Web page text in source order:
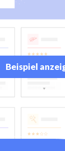
Beispiel